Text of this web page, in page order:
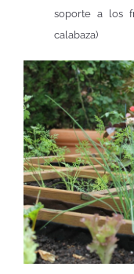
soporte a los
calabaza)